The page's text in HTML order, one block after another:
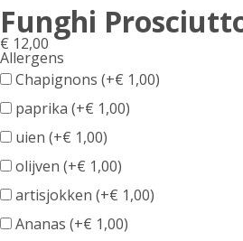
Funghi
€ 12,00
Allergens
Product
allergen
information
Chapignons (+€ 1,00)
paprika (+€ 1,00)
uien (+€ 1,00)
olijven (+€ 1,00)
artisjokken (+€ 1,00)
Ananas (+€ 1,00)